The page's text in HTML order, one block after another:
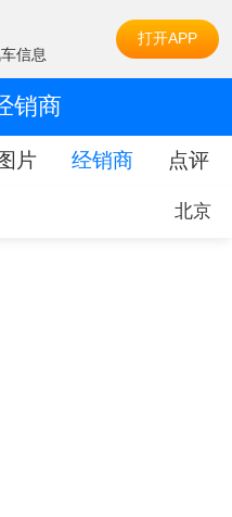
信息
打开APP
销商
图片 经销商 点评
北京